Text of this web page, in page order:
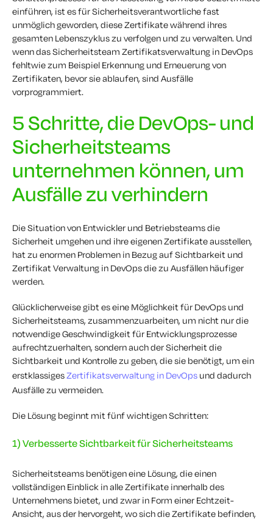
einführen, ist es für Sicherheitsverantwortliche fast
unmöglich geworden, diese Zertifikate während ihres
gesamten Lebenszyklus zu verfolgen und zu verwalten. Und
wenn das Sicherheitsteam Zertifikatsverwaltung in DevOps
fehltwie zum Beispiel Erkennung und Erneuerung von
Zertifikaten, bevor sie ablaufen, sind Ausfälle
vorprogrammiert.
5 Schritte, die DevOps- und
Sicherheitsteams
unternehmen können, um
Ausfälle zu verhindern
Die Situation von Entwickler und Betriebsteamsdie
Sicherheit umgehen und ihre eigenen Zertifikate ausstellen,
hat zu enormen Problemen in Bezug auf Sichtbarkeit und
Zertifikat Verwaltung in DevOpsdie zu Ausfällen häufiger
werden.
Glücklicherweise gibt es eine Möglichkeit für DevOps und
Sicherheitsteams, zusammenzuarbeiten, um nicht nur die
notwendige Geschwindigkeit für Entwicklungsprozesse
aufrechtzuerhalten, sondern auch der Sicherheit die
Sichtbarkeit und Kontrolle zu geben, die sie benötigt, um ein
erstklassigesZertifikatsverwaltung in DevOps und dadurch
Ausfälle zu vermeiden.
Die Lösung beginnt mit fünf wichtigen Schritten:
1) Verbesserte Sichtbarkeit für Sicherheitsteams
Sicherheitsteams benötigen eine Lösung, die einen
vollständigen Einblick in alle Zertifikate innerhalb des
Unternehmens bietet, und zwar in Form einer Echtzeit-
Ansicht, aus der hervorgeht, wo sich die Zertifikate befinden,